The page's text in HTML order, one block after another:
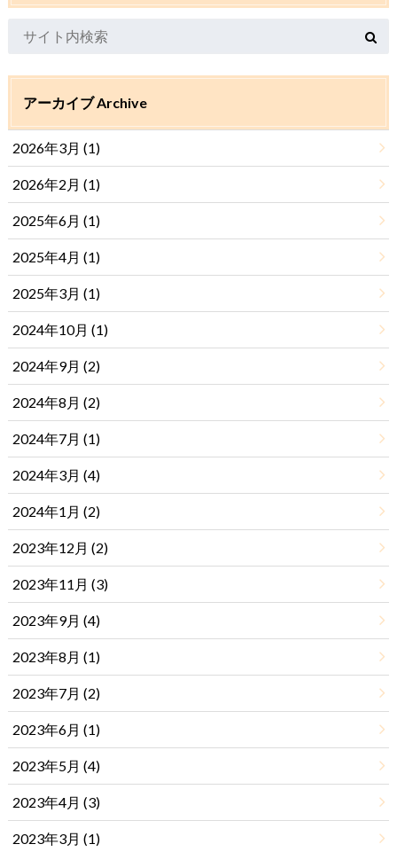
アーカイブ Archive
2026年3月 (1)
2026年2月 (1)
2025年6月 (1)
2025年4月 (1)
2025年3月 (1)
2024年10月 (1)
2024年9月 (2)
2024年8月 (2)
2024年7月 (1)
2024年3月 (4)
2024年1月 (2)
2023年12月 (2)
2023年11月 (3)
2023年9月 (4)
2023年8月 (1)
2023年7月 (2)
2023年6月 (1)
2023年5月 (4)
2023年4月 (3)
2023年3月 (1)